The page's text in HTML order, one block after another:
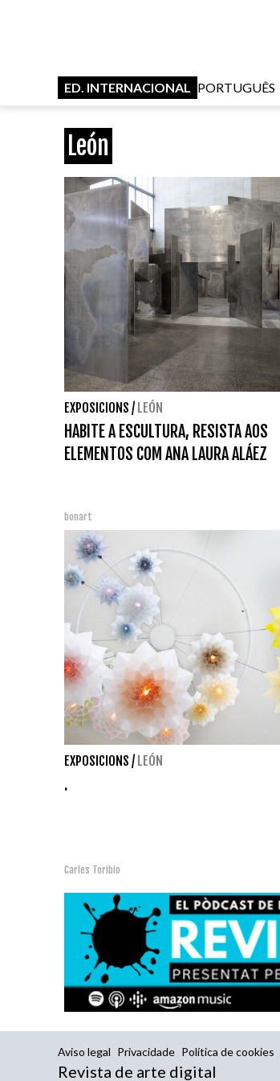
ED. INTERNACIONAL PORTUGUÊS
León
EXPOSICIONS / LEÓN
HABITE A ESCULTURA, RESISTA AOS
ELEMENTOS COM ANA LAURA ALÁEZ
bonart
EXPOSICIONS / LEÓN
.
Carles Toribio
Aviso legal Privacidade Política de cookies
Revista de arte digital